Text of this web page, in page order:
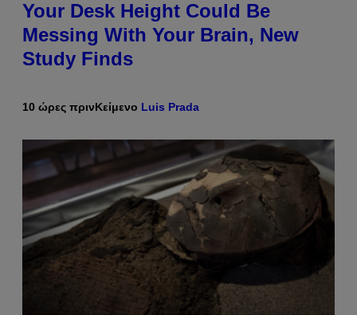
Your Desk Height Could Be
Messing With Your Brain, New
Study Finds
10 ώρες πρινΚείμενο Luis Prada